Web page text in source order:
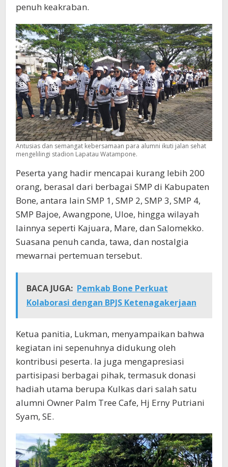
penuh keakraban.
Antusias dan semangat kebersamaan para alumni ikuti jalan sehat
mengelilingi stadion Lapatau Watampone.
Peserta yang hadir mencapai kurang lebih 200
orang, berasal dari berbagai SMP di Kabupaten
Bone, antara lain SMP 1, SMP 2, SMP 3, SMP 4,
SMP Bajoe, Awangpone, Uloe, hingga wilayah
lainnya seperti Kajuara, Mare, dan Salomekko.
Suasana penuh canda, tawa, dan nostalgia
mewarnai pertemuan tersebut.
BACA JUGA: Pemkab Bone Perkuat
Kolaborasi dengan BPJS Ketenagakerjaan
Ketua panitia, Lukman, menyampaikan bahwa
kegiatan ini sepenuhnya didukung oleh
kontribusi peserta. Ia juga mengapresiasi
partisipasi berbagai pihak, termasuk donasi
hadiah utama berupa Kulkas dari salah satu
alumni Owner Palm Tree Cafe, Hj Erny Putriani
Syam, SE.